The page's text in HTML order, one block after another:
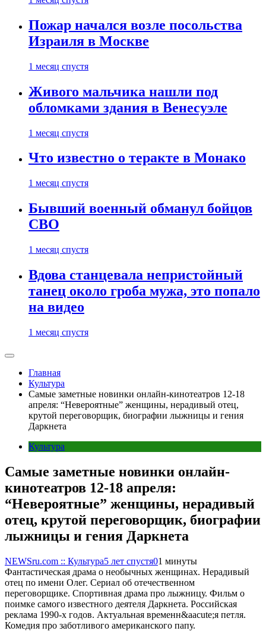
Пожар начался возле посольства
Израиля в Москве
1 месяц спустя
Живого мальчика нашли под
обломками здания в Венесуэле
1 месяц спустя
Что известно о теракте в Монако
1 месяц спустя
Бывший военный обманул бойцов
СВО
1 месяц спустя
Вдова станцевала непристойный
танец около гроба мужа, это попало
на видео
1 месяц спустя
Главная
Культура
Самые заметные новинки онлайн-кинотеатров 12-18
апреля: “Невероятные” женщины, нерадивый отец,
крутой переговорщик, биографии лыжницы и гения
Даркнета
Культура
Самые заметные новинки онлайн-
кинотеатров 12-18 апреля:
“Невероятные” женщины, нерадивый
отец, крутой переговорщик, биографии
лыжницы и гения Даркнета
NEWSru.com :: Культура5 лет спустя01 минуты
Фантастическая драма о необычных женщинах. Нерадивый
отец по имени Олег. Сериал об отечественном
переговорщике. Спортивная драма про лыжницу. Фильм о
поимке самого известного деятеля Даркнета. Российская
реклама 1990-х годов. Актуальная временн&aacute;я петля.
Комедия про заботливого американского папу.